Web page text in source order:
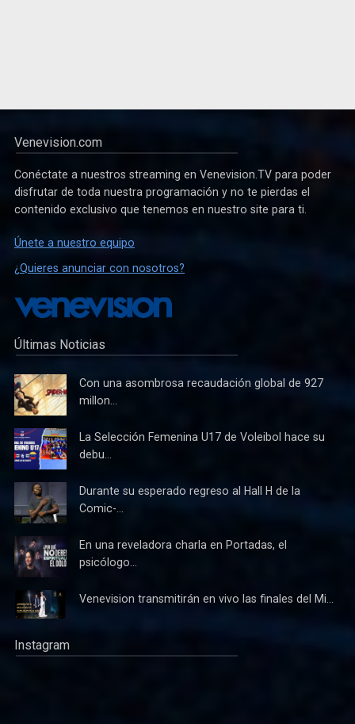
Venevision.com
Conéctate a nuestros streaming en Venevision.TV para poder
disfrutar de toda nuestra programación y no te pierdas el
contenido exclusivo que tenemos en nuestro site para ti.
Únete a nuestro equipo
¿Quieres anunciar con nosotros?
Últimas Noticias
Con una asombrosa recaudación global de 927
millon...
La Selección Femenina U17 de Voleibol hace su
debu...
Durante su esperado regreso al Hall H de la
Comic-...
En una reveladora charla en Portadas, el
psicólogo...
Venevision transmitirán en vivo las finales del Mi...
Instagram